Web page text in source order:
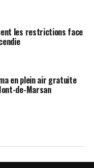
les restrictions face
en plein air gratuite
de-Marsan